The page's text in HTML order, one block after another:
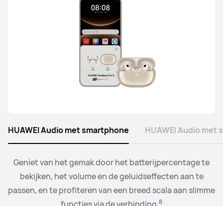
Geniet van het gemak door het batterijpercentage te
bekijken, het volume en de geluidseffecten aan te
passen, en te profiteren van een breed scala aan slimme
8
Verbind de smartwatch met je oordopjes of speakers en
bedien de afspeellijst en het volumeniveau vanuit het
gemak van je pols.9
HUAWEI Audio met smartphone HUAWEI Audio met